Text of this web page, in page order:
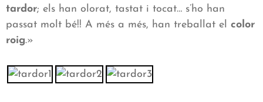
tardor; els han olorat, tastat i tocat… s’ho han
passat molt bé!! A més a més, han treballat el color
roig.»